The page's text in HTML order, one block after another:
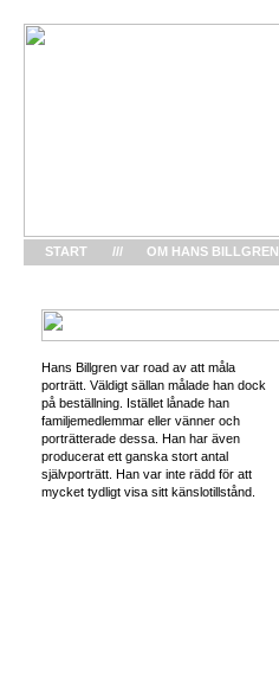
Hans Billgren var road av att måla
porträtt. Väldigt sällan målade han dock
på beställning. Istället lånade han
familjemedlemmar eller vänner och
porträtterade dessa. Han har även
producerat ett ganska stort antal
självporträtt. Han var inte rädd för att
mycket tydligt visa sitt känslotillstånd.
START /// OM HANS BILLGREN